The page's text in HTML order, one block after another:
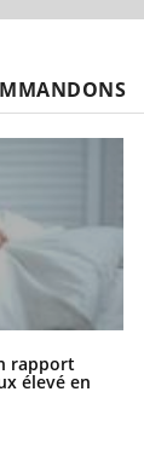
rapport
élevé en